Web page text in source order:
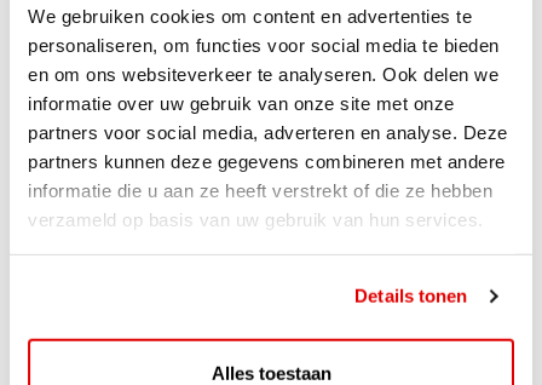
We gebruiken cookies om content en advertenties te
personaliseren, om functies voor social media te bieden
en om ons websiteverkeer te analyseren. Ook delen we
informatie over uw gebruik van onze site met onze
partners voor social media, adverteren en analyse. Deze
partners kunnen deze gegevens combineren met andere
informatie die u aan ze heeft verstrekt of die ze hebben
verzameld op basis van uw gebruik van hun services.
Details tonen
Alles toestaan
ViaAVIA
Met ViaAVIA ben je onderweg naar leuke extra’s. En je
kunt meedoen met te gekke winacties zoals deze! Je
spaart eenvoudig met de ViaAVIA app of spaarkaart.
Sparen gaat ongemerkt snel want je spaart bij zowel
ontvang je punten. Zo is iedere bestede euro 1 punt